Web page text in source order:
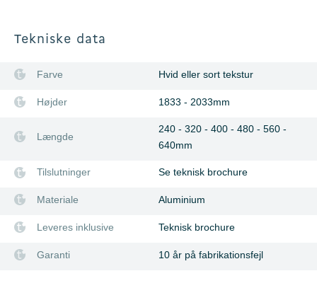
Tekniske data
Farve Hvid eller sort tekstur
Højder 1833 - 2033mm
Længde
240 - 320 - 400 - 480 - 560 -
640mm
Tilslutninger Se teknisk brochure
Materiale Aluminium
Leveres inklusive Teknisk brochure
Garanti 10 år på fabrikationsfejl